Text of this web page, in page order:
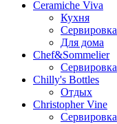
Ceramiche Viva
Кухня
Сервировка
Для дома
Chef&Sommelier
Сервировка
Chilly's Bottles
Отдых
Christopher Vine
Сервировка